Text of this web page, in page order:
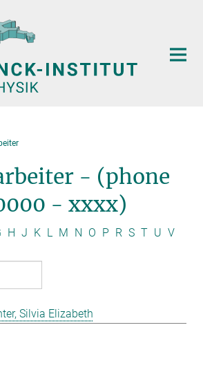
- (phone
- xxxx)
H J K L M N O P R S T U V
Silvia Elizabeth